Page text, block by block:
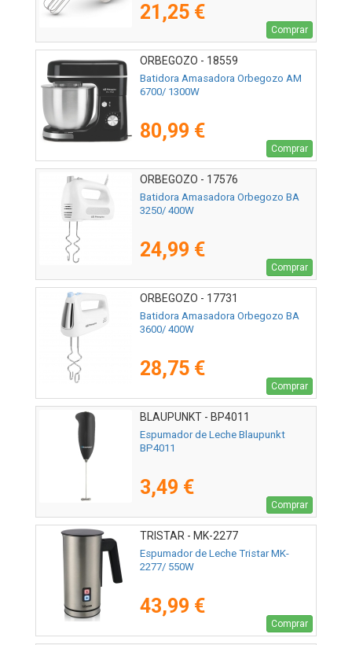
21,25 €
Comprar
ORBEGOZO - 18559
Batidora Amasadora Orbegozo AM
6700/ 1300W
80,99 €
Comprar
ORBEGOZO - 17576
Batidora Amasadora Orbegozo BA
3250/ 400W
24,99 €
Comprar
ORBEGOZO - 17731
Batidora Amasadora Orbegozo BA
3600/ 400W
28,75 €
Comprar
BLAUPUNKT - BP4011
Espumador de Leche Blaupunkt
BP4011
3,49 €
Comprar
TRISTAR - MK-2277
Espumador de Leche Tristar MK-
2277/ 550W
43,99 €
Comprar